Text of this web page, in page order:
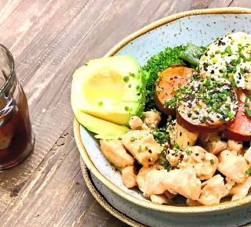
établissement situé en plein coeur du centre-
ville de Faro est une bonne adresse pour...